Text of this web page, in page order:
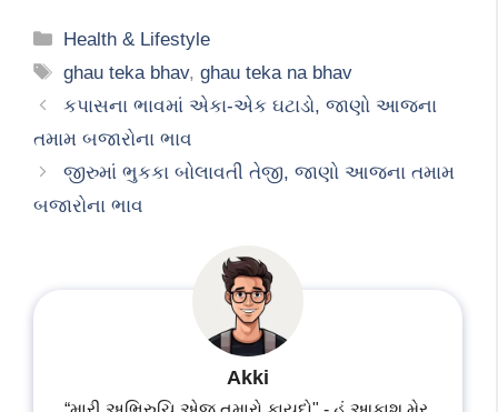
Categories
Health & Lifestyle
Tags
ghau teka bhav,ghau teka na bhav
કપાસના ભાવમાં એકા-એક ઘટાડો, જાણો આજના
તમામ બજારોના ભાવ
જીરુમાં ભુકકા બોલાવતી તેજી, જાણો આજના તમામ
બજારોના ભાવ
Akki